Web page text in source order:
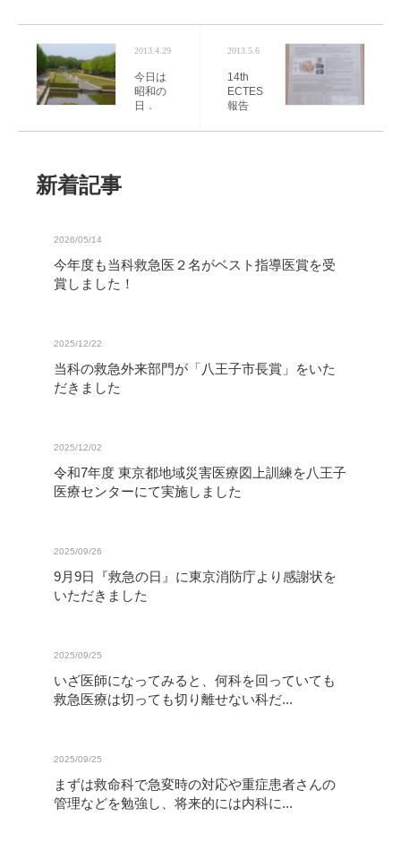
2013.4.29
今日は
昭和の
日．
2013.5.6
14th
ECTES
報告
新着記事
2026/05/14
今年度も当科救急医２名がベスト指導医賞を受
賞しました！
2025/12/22
当科の救急外来部門が「八王子市長賞」をいた
だきました
2025/12/02
令和7年度 東京都地域災害医療図上訓練を八王子
医療センターにて実施しました
2025/09/26
9月9日『救急の日』に東京消防庁より感謝状を
いただきました
2025/09/25
いざ医師になってみると、何科を回っていても
救急医療は切っても切り離せない科だ...
2025/09/25
まずは救命科で急変時の対応や重症患者さんの
管理などを勉強し、将来的には内科に...